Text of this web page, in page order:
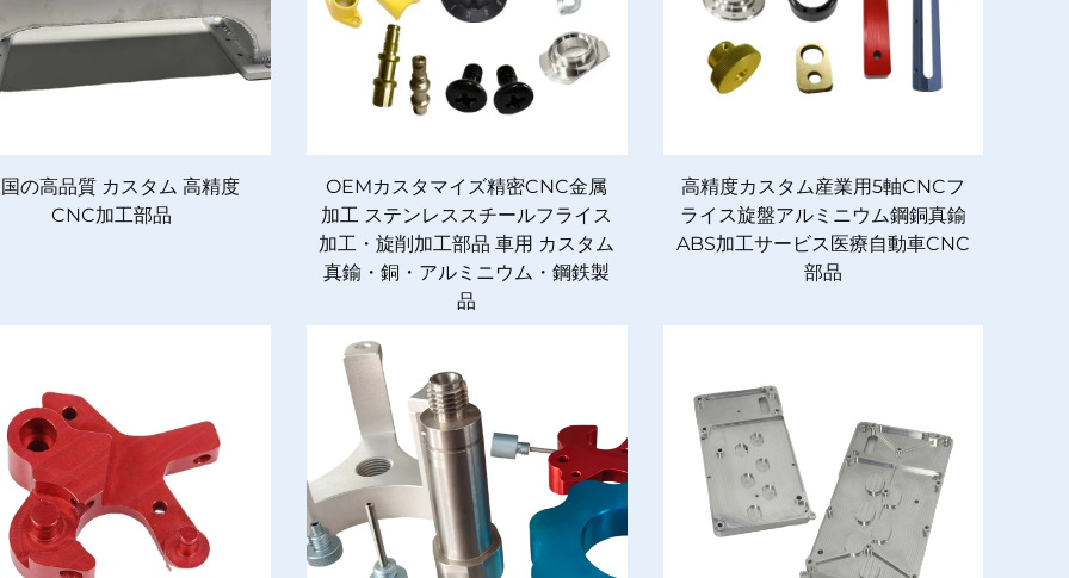
の高品質 カスタム 高精度
CNC加工部品
OEMカスタマイズ精密CNC金属
加工 ステンレススチールフライス
加工・旋削加工部品 車用 カスタム
真鍮・銅・アルミニウム・鋼鉄製
品
高精度カスタム産業用5軸CNCフ
ライス旋盤アルミニウム鋼銅真鍮
ABS加工サービス医療自動車CNC
部品